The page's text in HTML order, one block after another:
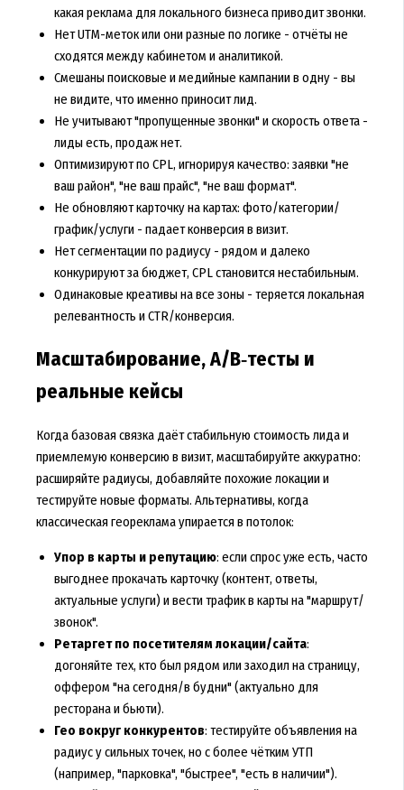
какая реклама для локального бизнеса приводит звонки.
Нет UTM-меток или они разные по логике - отчёты не
сходятся между кабинетом и аналитикой.
Смешаны поисковые и медийные кампании в одну - вы
не видите, что именно приносит лид.
Не учитывают "пропущенные звонки" и скорость ответа -
лиды есть, продаж нет.
Оптимизируют по CPL, игнорируя качество: заявки "не
ваш район", "не ваш прайс", "не ваш формат".
Не обновляют карточку на картах: фото/категории/
график/услуги - падает конверсия в визит.
Нет сегментации по радиусу - рядом и далеко
конкурируют за бюджет, CPL становится нестабильным.
Одинаковые креативы на все зоны - теряется локальная
релевантность и CTR/конверсия.
Масштабирование, A/B‑тесты и
реальные кейсы
Когда базовая связка даёт стабильную стоимость лида и
приемлемую конверсию в визит, масштабируйте аккуратно:
расширяйте радиусы, добавляйте похожие локации и
тестируйте новые форматы. Альтернативы, когда
классическая геореклама упирается в потолок:
Упор в карты и репутацию: если спрос уже есть, часто
выгоднее прокачать карточку (контент, ответы,
актуальные услуги) и вести трафик в карты на "маршрут/
звонок".
Ретаргет по посетителям локации/сайта:
догоняйте тех, кто был рядом или заходил на страницу,
оффером "на сегодня/в будни" (актуально для
ресторана и бьюти).
Гео вокруг конкурентов: тестируйте объявления на
радиус у сильных точек, но с более чётким УТП
(например, "парковка", "быстрее", "есть в наличии").